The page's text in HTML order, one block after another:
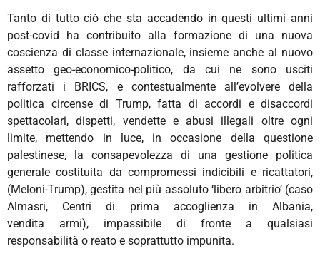
Tanto di tutto ciò che sta accadendo in questi ultimi anni
post-covid ha contribuito alla formazione di una nuova
coscienza di classe internazionale, insieme anche al nuovo
assetto geo-economico-politico, da cui ne sono usciti
rafforzati i BRICS, e contestualmente all’evolvere della
politica circense di Trump, fatta di accordi e disaccordi
spettacolari, dispetti, vendette e abusi illegali oltre ogni
limite, mettendo in luce, in occasione della questione
palestinese, la consapevolezza di una gestione politica
generale costituita da compromessi indicibili e ricattatori,
(Meloni-Trump), gestita nel più assoluto ‘libero arbitrio’ (caso
Almasri, Centri di prima accoglienza in Albania,
vendita armi), impassibile di fronte a qualsiasi
responsabilità o reato e soprattutto impunita.